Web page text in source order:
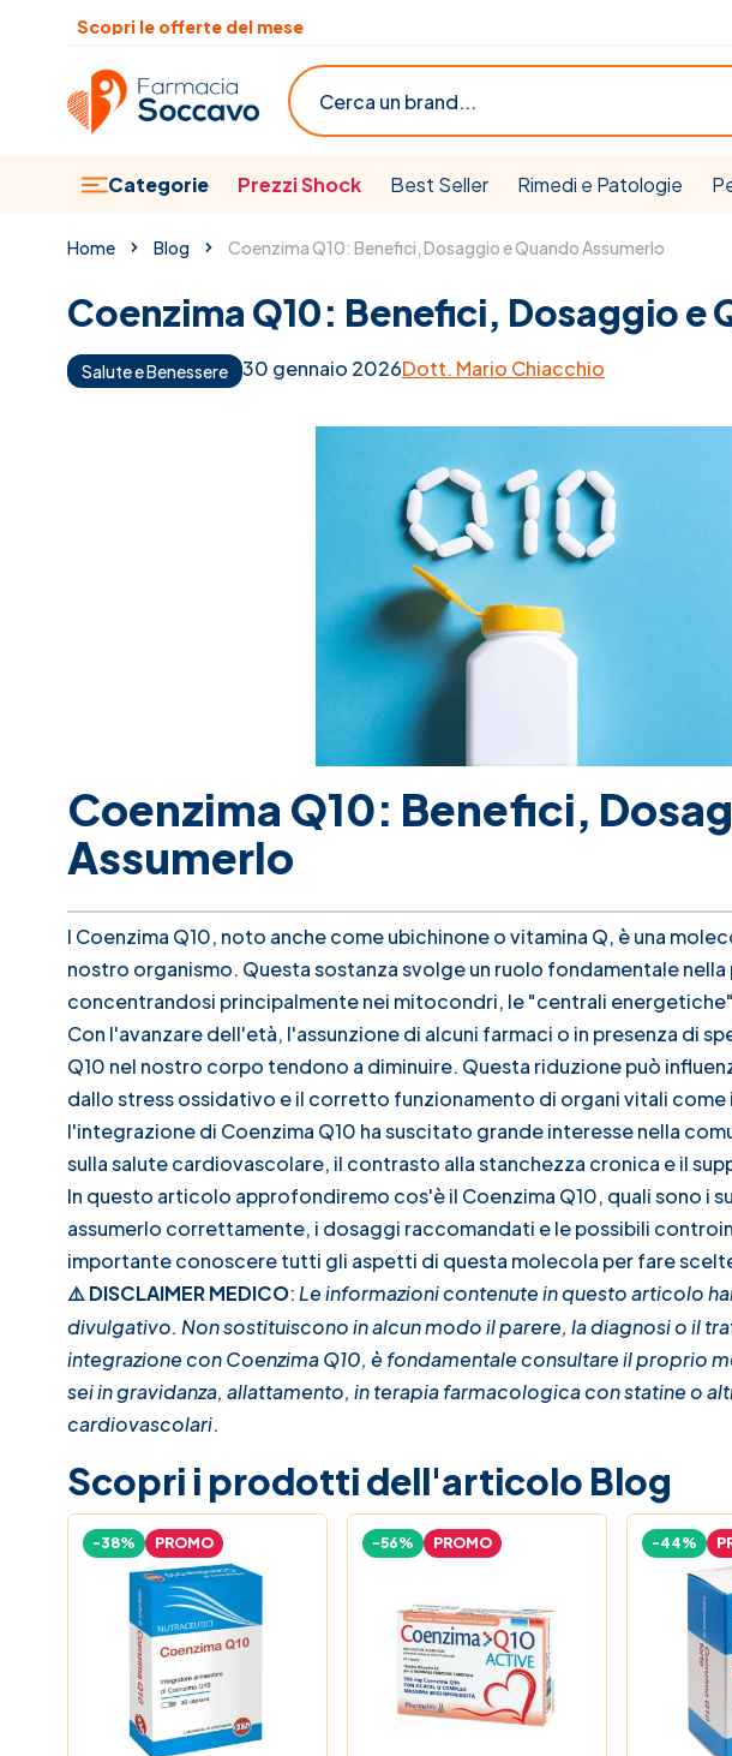
Scopri le offerte del mese
Categorie Prezzi Shock Best Seller Rimedi e Patologie
Cerca
Home Blog Coenzima Q10: Benefici, Dosaggio e Quando Assumerlo
Coenzima Q10: Benefici, Dosaggio e
Salute e Benessere 30 gennaio 2026Dott. Mario Chiacchio
Coenzima Q10: Benefici,
Assumerlo
l Coenzima Q10, noto anche come ubichinone o vitamina Q, è una
nostro organismo. Questa sostanza svolge un ruolo fondamentale
concentrandosi principalmente nei mitocondri, le "centrali
Con l'avanzare dell'età, l'assunzione di alcuni farmaci o in presenza di
Q10 nel nostro corpo tendono a diminuire. Questa riduzione può
dallo stress ossidativo e il corretto funzionamento di organi vitali come
l'integrazione di Coenzima Q10 ha suscitato grande interesse nella
sulla salute cardiovascolare, il contrasto alla stanchezza cronica e il
In questo articolo approfondiremo cos'è il Coenzima Q10, quali sono i
assumerlo correttamente, i dosaggi raccomandati e le possibili
importante conoscere tutti gli aspetti di questa molecola per fare
⚠️ DISCLAIMER MEDICO: Le informazioni contenute in questo articolo
divulgativo. Non sostituiscono in alcun modo il parere, la diagnosi o il
integrazione con Coenzima Q10, è fondamentale consultare il proprio
sei in gravidanza, allattamento, in terapia farmacologica con statine o
cardiovascolari.
Scopri i prodotti dell'articolo Blog
-38% PROMO -56% PROMO -44%